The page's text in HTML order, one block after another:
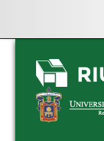
Skip
navigation